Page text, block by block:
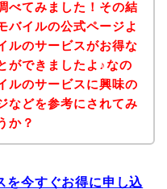
べてみました！その結
バイルの公式ページよ
ルのサービスがお得な
ができましたよ♪なの
ルのサービスに興味の
などを参考にされてみ
か？
を今すぐお得に申し込